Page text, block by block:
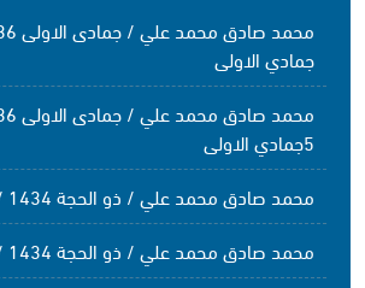
جمادي الاولى
5جمادي الاولى
محمد صادق محمد علي / ذو الحجة 1434 / 1
محمد صادق محمد علي / ذو الحجة 1434 / 27